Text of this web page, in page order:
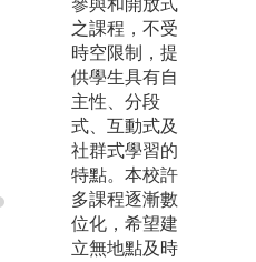
參與和開放式
之課程，不受
時空限制，提
供學生具有自
主性、分段
式、互動式及
社群式學習的
特點。本校許
多課程逐漸數
位化，希望建
立無地點及時